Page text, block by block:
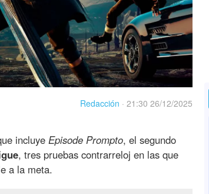
Redacción · 21:30 26/12/2025
incluye Episode Prompto, el segundo
, tres pruebas contrarreloj en las que
a la meta.